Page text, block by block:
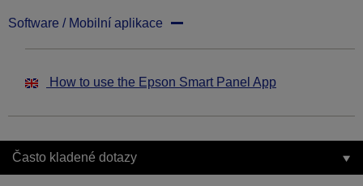
Software / Mobilní aplikace
How to use the Epson Smart Panel App
Často kladené dotazy